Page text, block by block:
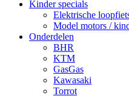
Kinder specials
Elektrische
Model motors /
Onderdelen
BHR
KTM
GasGas
Kawasaki
Torrot